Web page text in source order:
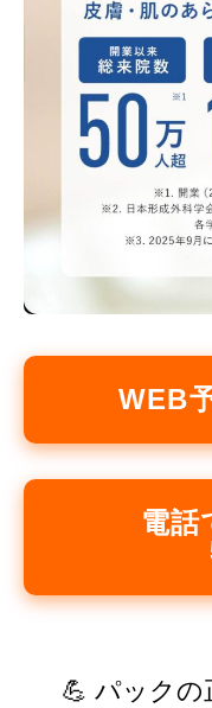
WEB
電話
💪 パックの